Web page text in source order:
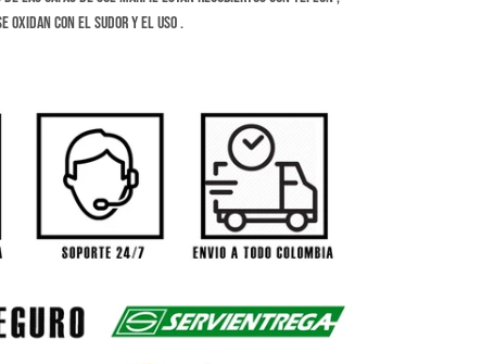
oxidan con el sudor y el uso .